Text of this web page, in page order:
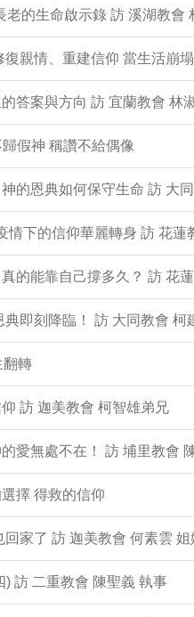
的生命啟示錄 訪 溪湖教會
親情、重建信仰 當生活崩
答案與方向 訪 宜蘭教會 林
假神 稱讚不給偶像
的恩典如何保守生命 訪 大
下的信仰華麗轉身 訪 花蓮
的能靠自己撐多久？ 訪 花
即刻降臨！ 訪 大同教會 柯
翻轉
訪 迦美教會 柯智雄弟兄
愛無處不在！ 訪 埔里教會
擇 得救的信仰
家了 訪 迦美教會 何素雲 姐
訪 二重教會 陳聖義 執事